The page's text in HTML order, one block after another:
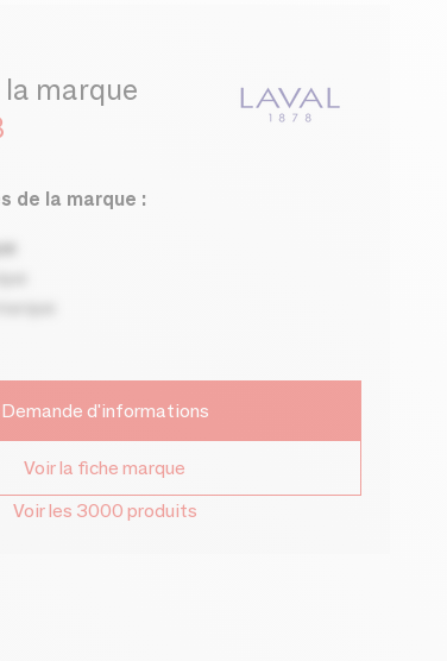
la marque
de la marque :
Demande d'informations
Voir la fiche marque
Voir les 3000 produits